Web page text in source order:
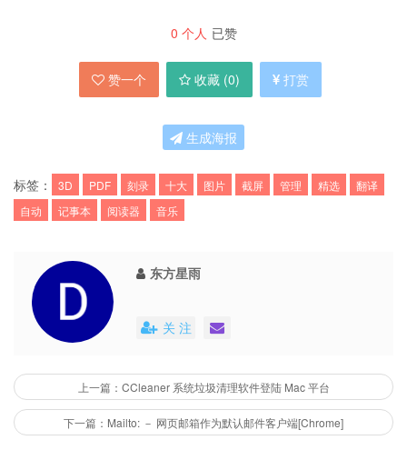
9.ConTEXT
不仅是一个很好的记事本替代程序，也对程序开发
很有帮助。
0 个人 已赞
赞一个 收藏 (0) 打赏
生成海报
标签： 3D PDF 刻录 十大 图片 截屏 管理 精选
翻译
自动
记事本 阅读器 音乐
东方星雨
关 注
上一篇：CCleaner 系统垃圾清理软件登陆 Mac 平台
下一篇：Mailto: － 网页邮箱作为默认邮件客户端[Chrome]